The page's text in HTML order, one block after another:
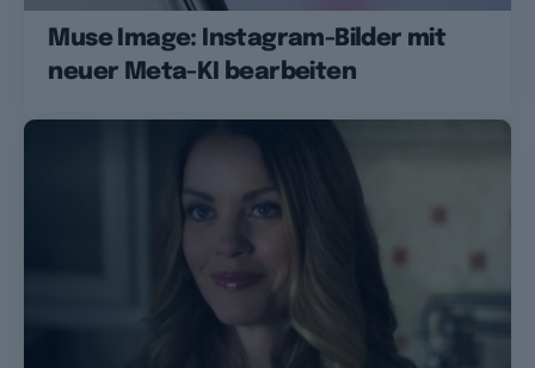
Muse Image: Instagram-Bilder mit
neuer Meta-KI bearbeiten